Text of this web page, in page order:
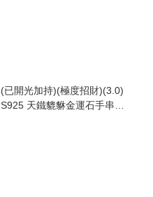
(已開光加持)(極度招財)(3.0)
S925 天鐵貔貅金運石手串